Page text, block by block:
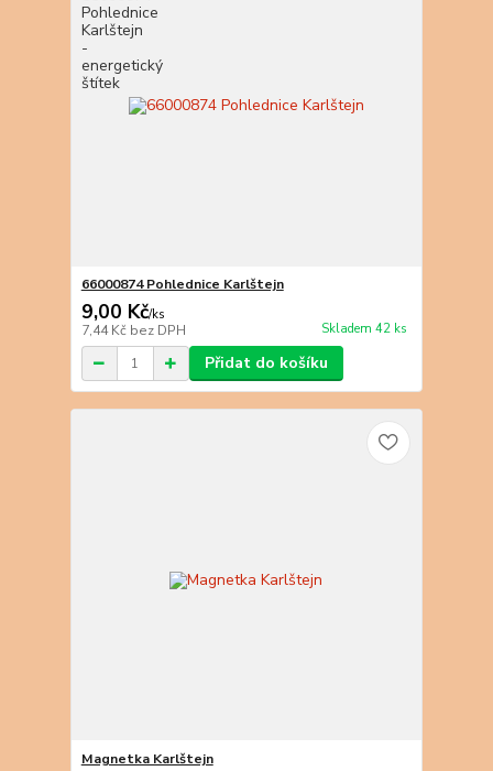
66000874 Pohlednice Karlštejn
9,00 Kč/ks
7,44 Kč bez DPH Skladem 42 ks
Přidat do košíku
Magnetka Karlštejn